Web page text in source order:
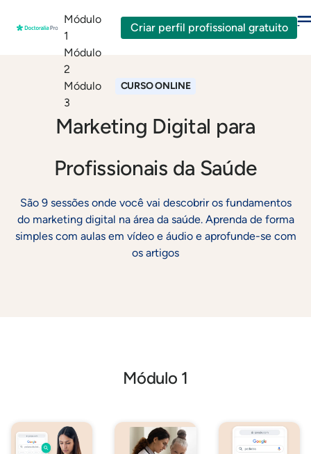
Módulo
1
Módulo
2
Módulo
3
Criar perfil profissional gratuito
CURSO ONLINE
Marketing Digital para
Profissionais da Saúde
São 9 sessões onde você vai descobrir os fundamentos
do marketing digital na área da saúde. Aprenda de forma
simples com aulas em vídeo e áudio e aprofunde-se com
os artigos
Módulo 1